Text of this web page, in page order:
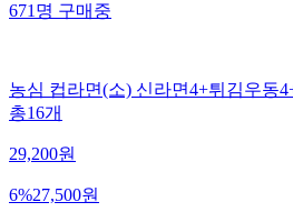
671 명 구매중
농심 컵라면(소) 신라면4+튀김우동
총16개
29,200원
6%27,500원